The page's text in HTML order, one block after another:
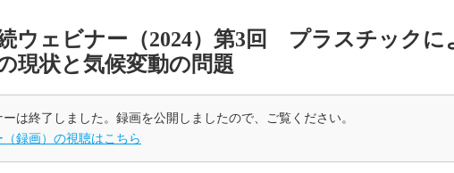
ウェビナー（2024）第3回 プラスチックに
現状と気候変動の問題
は終了しました。録画を公開しましたので、ご覧ください。
（録画）の視聴はこちら